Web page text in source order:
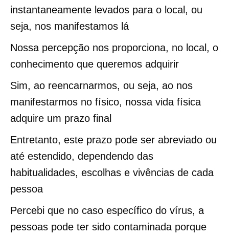
instantaneamente levados para o local, ou
seja, nos manifestamos lá
Nossa percepção nos proporciona, no local, o
conhecimento que queremos adquirir
Sim, ao reencarnarmos, ou seja, ao nos
manifestarmos no físico, nossa vida física
adquire um prazo final
Entretanto, este prazo pode ser abreviado ou
até estendido, dependendo das
habitualidades, escolhas e vivências de cada
pessoa
Percebi que no caso específico do vírus, a
pessoas pode ter sido contaminada porque